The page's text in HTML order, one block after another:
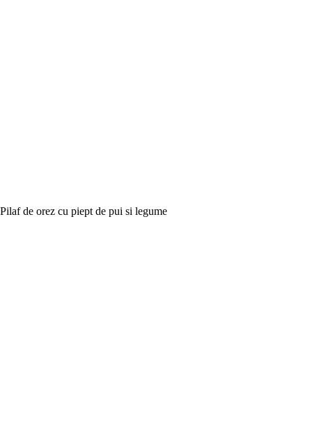
Pilaf de orez cu piept de pui si legume